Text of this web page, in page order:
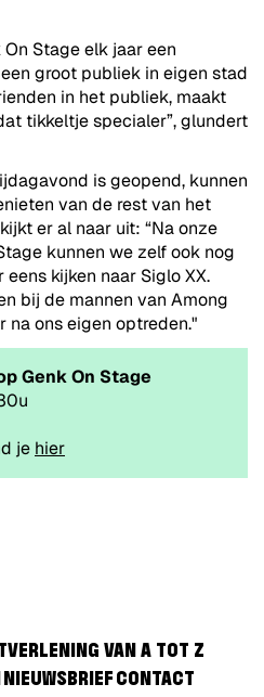
Stage elk jaar een
groot publiek in eigen stad
in het publiek, maakt
tikkeltje specialer”, glundert
is geopend, kunnen
van de rest van het
er al naar uit: “Na onze
kunnen we zelf ook nog
kijken naar Siglo XX.
bij de mannen van Among
na ons eigen optreden."
Genk On Stage
je hier
VAN A TOT Z
NIEUWSBRIEF CONTACT